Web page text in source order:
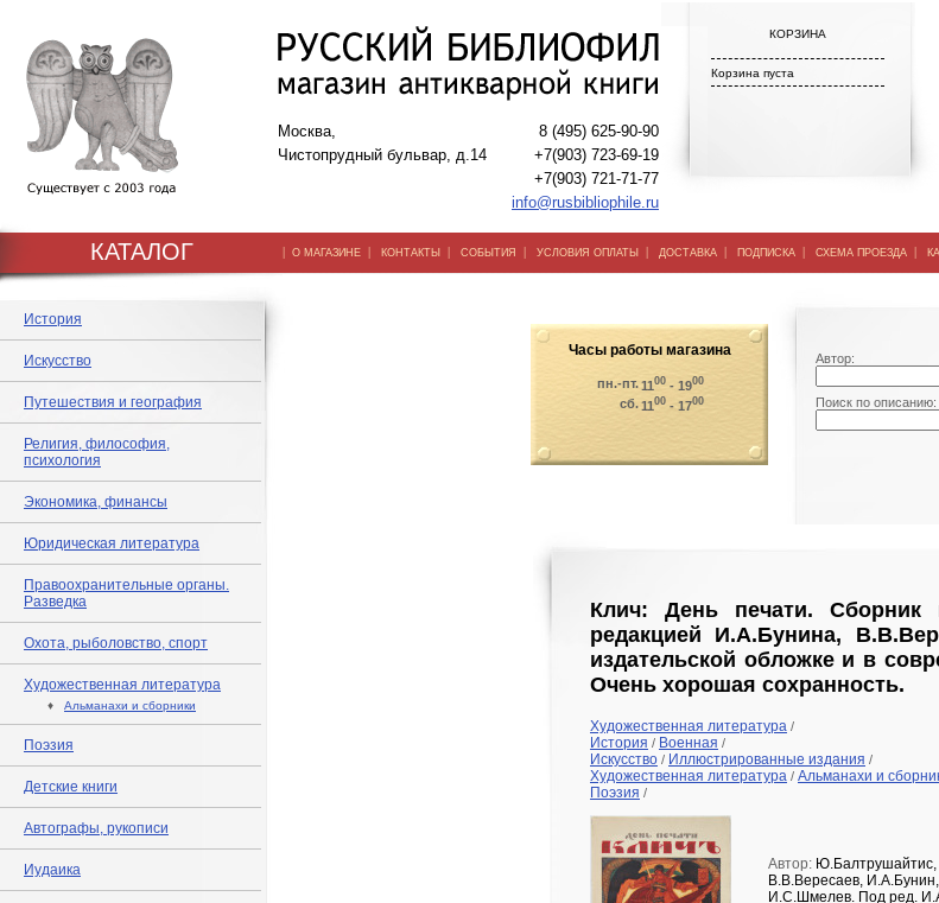
Москва,
Чистопрудный бульвар, д.14
8 (495) 625-90-90
+7(903) 723-69-19
+7(903) 721-71-77
info@rusbibliophile.ru
КОРЗИНА
Корзина пуста
КАТАЛОГ | О МАГАЗИНЕ | КОНТАКТЫ | СОБЫТИЯ | УСЛОВИЯ ОПЛАТЫ | ДОСТАВКА | ПОДПИСКА | СХЕМА ПРОЕЗДА |
История
Искусство
Путешествия и география
Религия, философия,
психология
Экономика, финансы
Юридическая литература
Правоохранительные органы.
Разведка
Охота, рыболовство, спорт
Художественная литература
♦ Альманахи и сборники
Поэзия
Детские книги
Автографы, рукописи
Иудаика
Часы работы магазина
пн.-пт.1100 - 1900
сб.1100 - 1700
Автор:
Поиск по описанию:
Клич: День печати.
редакцией И.А.Бунина,
издательской обложке и в
Очень хорошая сохранность.
Художественная литература /
История / Военная /
Искусство / Иллюстрированные издания /
Художественная литература / Альманахи и
Поэзия /
Автор:
В.В.Вересаев,
И.С.Шмелев. Под ред.